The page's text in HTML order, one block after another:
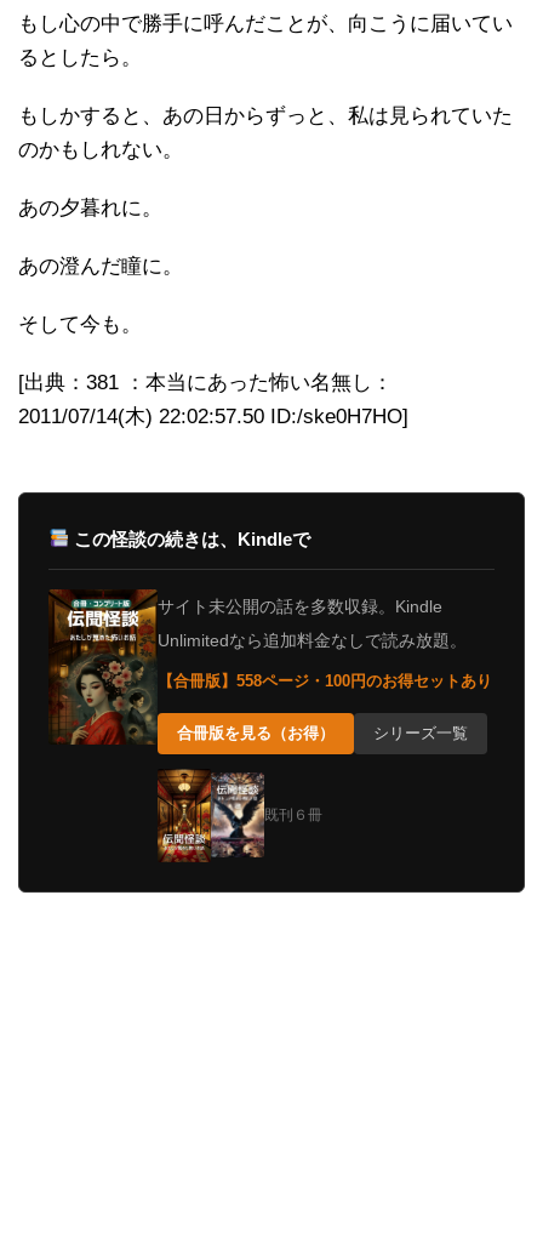
もし心の中で勝手に呼んだことが、向こうに届いてい
るとしたら。
もしかすると、あの日からずっと、私は見られていた
のかもしれない。
あの夕暮れに。
あの澄んだ瞳に。
そして今も。
[出典：381 ：本当にあった怖い名無し：
2011/07/14(木) 22:02:57.50 ID:/ske0H7HO]
この怪談の続きは、Kindleで
サイト未公開の話を多数収録。Kindle
Unlimitedなら追加料金なしで読み放題。
【合冊版】558ページ・100円のお得セットあり
合冊版を見る（お得） シリーズ一覧
既刊６冊